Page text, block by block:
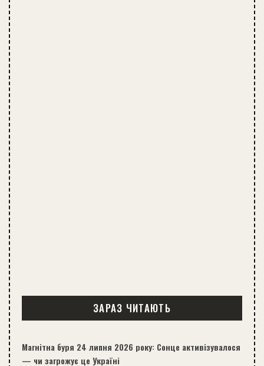
ЗАРАЗ ЧИТАЮТЬ
Магнітна буря 24 липня 2026 року: Сонце активізувалося
— чи загрожує це Україні